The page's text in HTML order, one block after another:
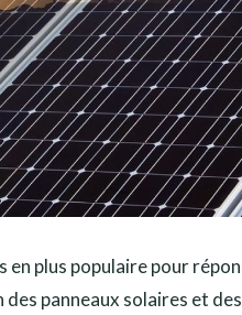
en plus populaire pour
panneaux solaires et